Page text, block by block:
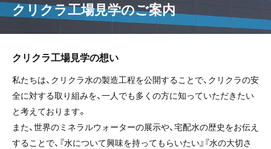
クリクラ工場見学のご案内
クリクラ工場見学の想い
私たちは、クリクラ水の製造工程を公開することで、クリクラの安
全に対する取り組みを、一人でも多くの方に知っていただきたい
と考えております。
また、世界のミネラルウォーターの展示や、宅配水の歴史をお伝え
することで、『水について興味を持ってもらいたい』『水の大切さ